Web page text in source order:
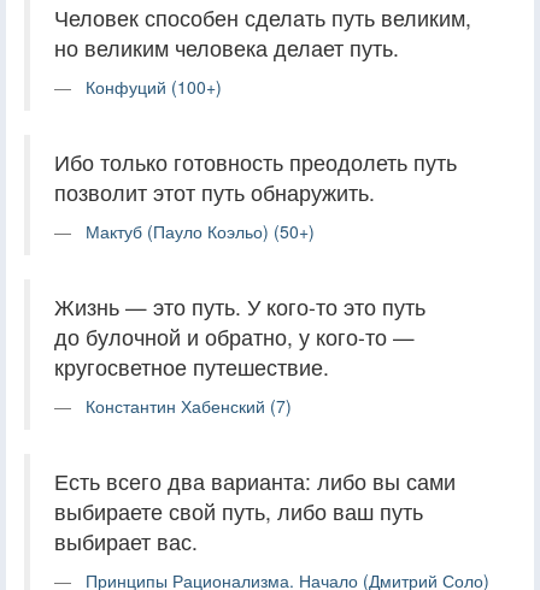
Человек способен сделать путь великим,
но великим человека делает путь.
Конфуций (100+)
Ибо только готовность преодолеть путь
позволит этот путь обнаружить.
Мактуб (Пауло Коэльо) (50+)
Жизнь — это путь. У кого-то это путь
до булочной и обратно, у кого-то —
кругосветное путешествие.
Константин Хабенский (7)
Есть всего два варианта: либо вы сами
выбираете свой путь, либо ваш путь
выбирает вас.
Принципы Рационализма. Начало (Дмитрий Соло)